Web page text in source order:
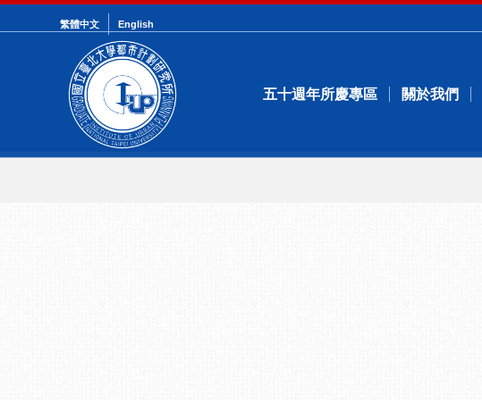
繁體中文 English
五十週年所慶專區 關於我們